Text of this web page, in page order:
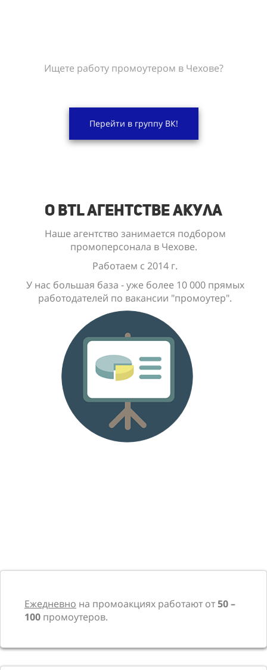
Ищете работу промоутером в Чехове?
Перейти в группу ВК!
О BTL Агентстве Акула
Наше агентство занимается подбором
промоперсонала в Чехове.
Работаем с 2014 г.
У нас большая база - уже более 10 000 прямых
работодателей по вакансии "промоутер".
Ежедневно на промоакциях работают от50 –
100 промоутеров.